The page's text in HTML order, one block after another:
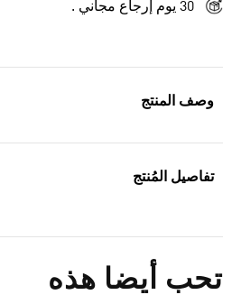
وصف المنتج
تفاصيل المُنتج
تحب أيضا هذه